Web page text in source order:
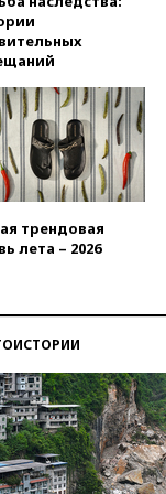
трендовая
лета – 2026